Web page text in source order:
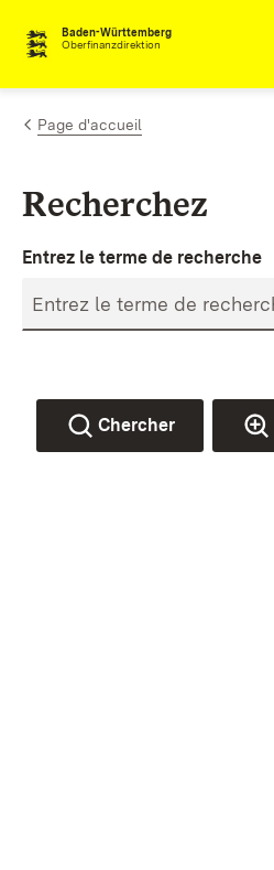
Passer au contenu
Baden-Württemberg
Oberfinanzdirektion
Page d'accueil
Recherchez
Entrez le terme de recherche
Chercher